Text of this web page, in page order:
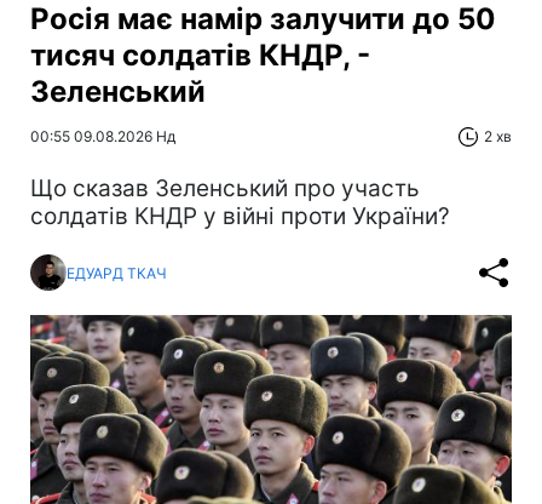
Росія має намір залучити до 50
тисяч солдатів КНДР, -
Зеленський
00:55 09.08.2026 Нд 2 хв
Що сказав Зеленський про участь
солдатів КНДР у війні проти України?
ЕДУАРД ТКАЧ